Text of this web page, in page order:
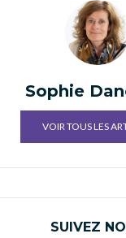
Sophie
VOIR TOUS LES
SUIVEZ